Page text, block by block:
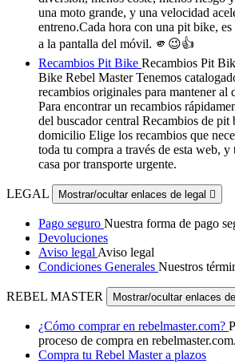
una moto grande, y una velocidad
entreno.Cada hora con una pit bike,
a la pantalla del móvil. 🫵😉👍
Recambios Pit Bike Recambios Pit
Bike Rebel Master Tenemos
recambios originales para mantener al
Para encontrar un recambios
del buscador central Recambios de pit
domicilio Elige los recambios que
toda tu compra a través de esta web, y
casa por transporte urgente.
LEGAL Mostrar/ocultar enlaces de legal 
Pago seguro Nuestra forma de pago
Devoluciones
Aviso legal Aviso legal
Condiciones Generales Nuestros
REBEL MASTER Mostrar/ocultar enlaces
¿Cómo comprar en rebelmaster.com?
proceso de compra en
Compra tu Rebel Master a plazos